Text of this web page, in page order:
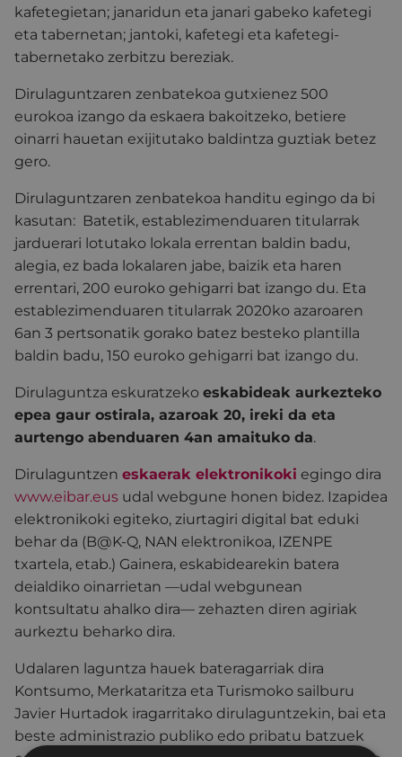
kafetegietan; janaridun eta janari gabeko kafetegi
eta tabernetan; jantoki, kafetegi eta kafetegi-
tabernetako zerbitzu bereziak.
Dirulaguntzaren zenbatekoa gutxienez 500
eurokoa izango da eskaera bakoitzeko, betiere
oinarri hauetan exijitutako baldintza guztiak betez
gero.
Dirulaguntzaren zenbatekoa handitu egingo da bi
kasutan: Batetik, establezimenduaren titularrak
jarduerari lotutako lokala errentan baldin badu,
alegia, ez bada lokalaren jabe, baizik eta haren
errentari, 200 euroko gehigarri bat izango du. Eta
establezimenduaren titularrak 2020ko azaroaren
6an 3 pertsonatik gorako batez besteko plantilla
baldin badu, 150 euroko gehigarri bat izango du.
Dirulaguntza eskuratzeko eskabideak aurkezteko
epea gaur ostirala, azaroak 20, ireki da eta
aurtengo abenduaren 4an amaituko da.
Dirulaguntzen eskaerak elektronikoki egingo dira
www.eibar.eus udal webgune honen bidez. Izapidea
elektronikoki egiteko, ziurtagiri digital bat eduki
behar da (B@K-Q, NAN elektronikoa, IZENPE
txartela, etab.) Gainera, eskabidearekin batera
deialdiko oinarrietan —udal webgunean
kontsultatu ahalko dira— zehazten diren agiriak
aurkeztu beharko dira.
Udalaren laguntza hauek bateragarriak dira
Kontsumo, Merkataritza eta Turismoko sailburu
Javier Hurtadok iragarritako dirulaguntzekin, bai eta
beste administrazio publiko edo pribatu batzuek